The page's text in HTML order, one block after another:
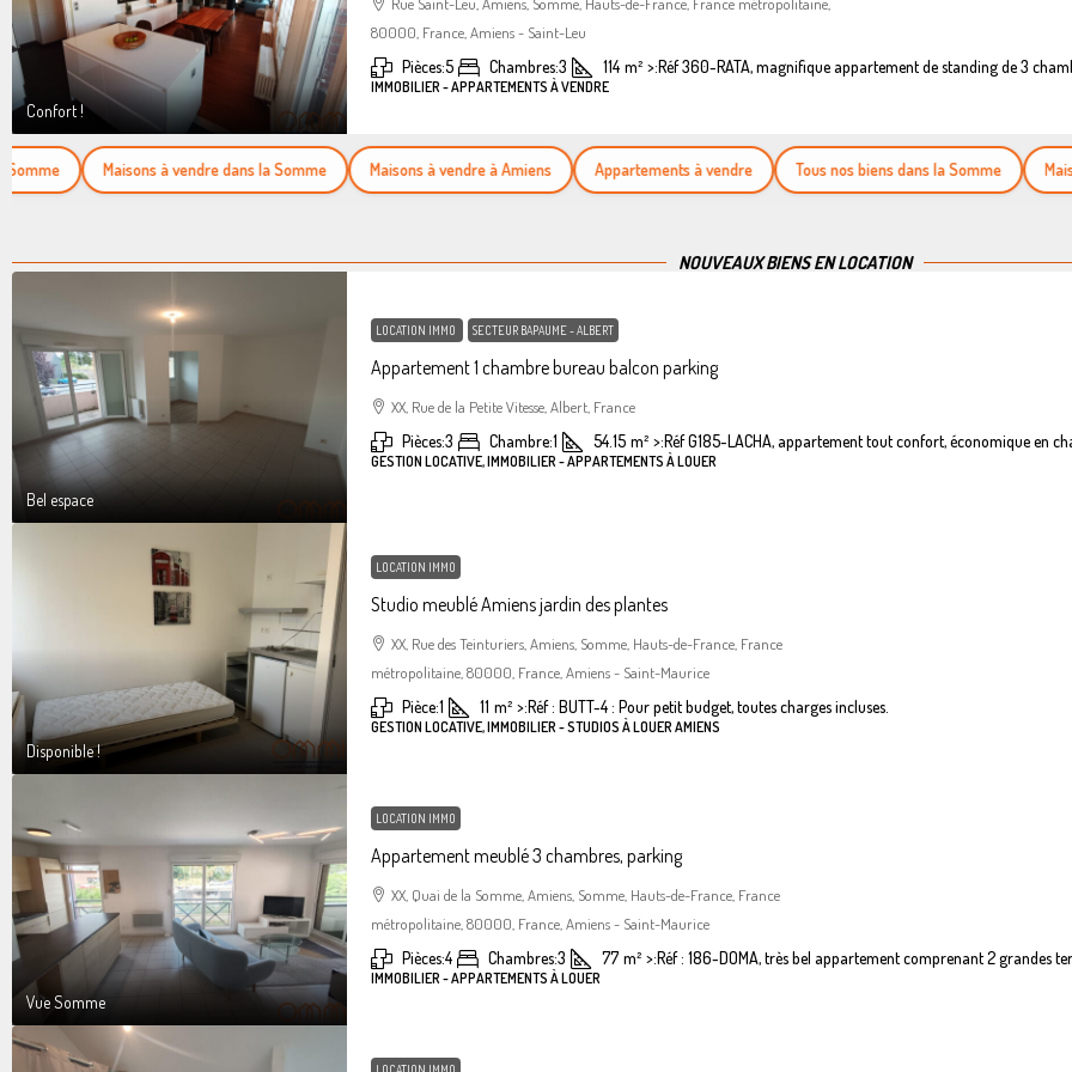
Confort !
80000, France, Amiens - Saint-Leu
Pièces:5 Chambres:3 114 m² >:Réf 360-RATA, magnifique appartement de standing de 3
IMMOBILIER - APPARTEMENTS À VENDRE
Maisons à vendre dans la Somme Maisons à vendre à Amiens Appartements à vendre Tous nos biens dans la Somme
NOUVEAUX BIENS EN LOCATION
Bel espace
LOCATION IMMO SECTEUR BAPAUME - ALBERT
Appartement 1 chambre bureau balcon parking
XX, Rue de la Petite Vitesse, Albert, France
Pièces:3 Chambre:1 54.15 m² >:Réf G185-LACHA, appartement tout confort, économique en
GESTION LOCATIVE, IMMOBILIER - APPARTEMENTS À LOUER
Disponible !
LOCATION IMMO
Studio meublé Amiens jardin des plantes
XX, Rue des Teinturiers, Amiens, Somme, Hauts-de-France, France
métropolitaine, 80000, France, Amiens - Saint-Maurice
Pièce:1 11 m² >:Réf : BUTT-4 : Pour petit budget, toutes charges incluses.
GESTION LOCATIVE, IMMOBILIER - STUDIOS À LOUER AMIENS
Vue Somme
LOCATION IMMO
Appartement meublé 3 chambres, parking
XX, Quai de la Somme, Amiens, Somme, Hauts-de-France, France
métropolitaine, 80000, France, Amiens - Saint-Maurice
Pièces:4 Chambres:3 77 m² >:Réf : 186-DOMA, très bel appartement comprenant 2 grandes
IMMOBILIER - APPARTEMENTS À LOUER